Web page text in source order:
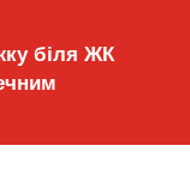
біля ЖК